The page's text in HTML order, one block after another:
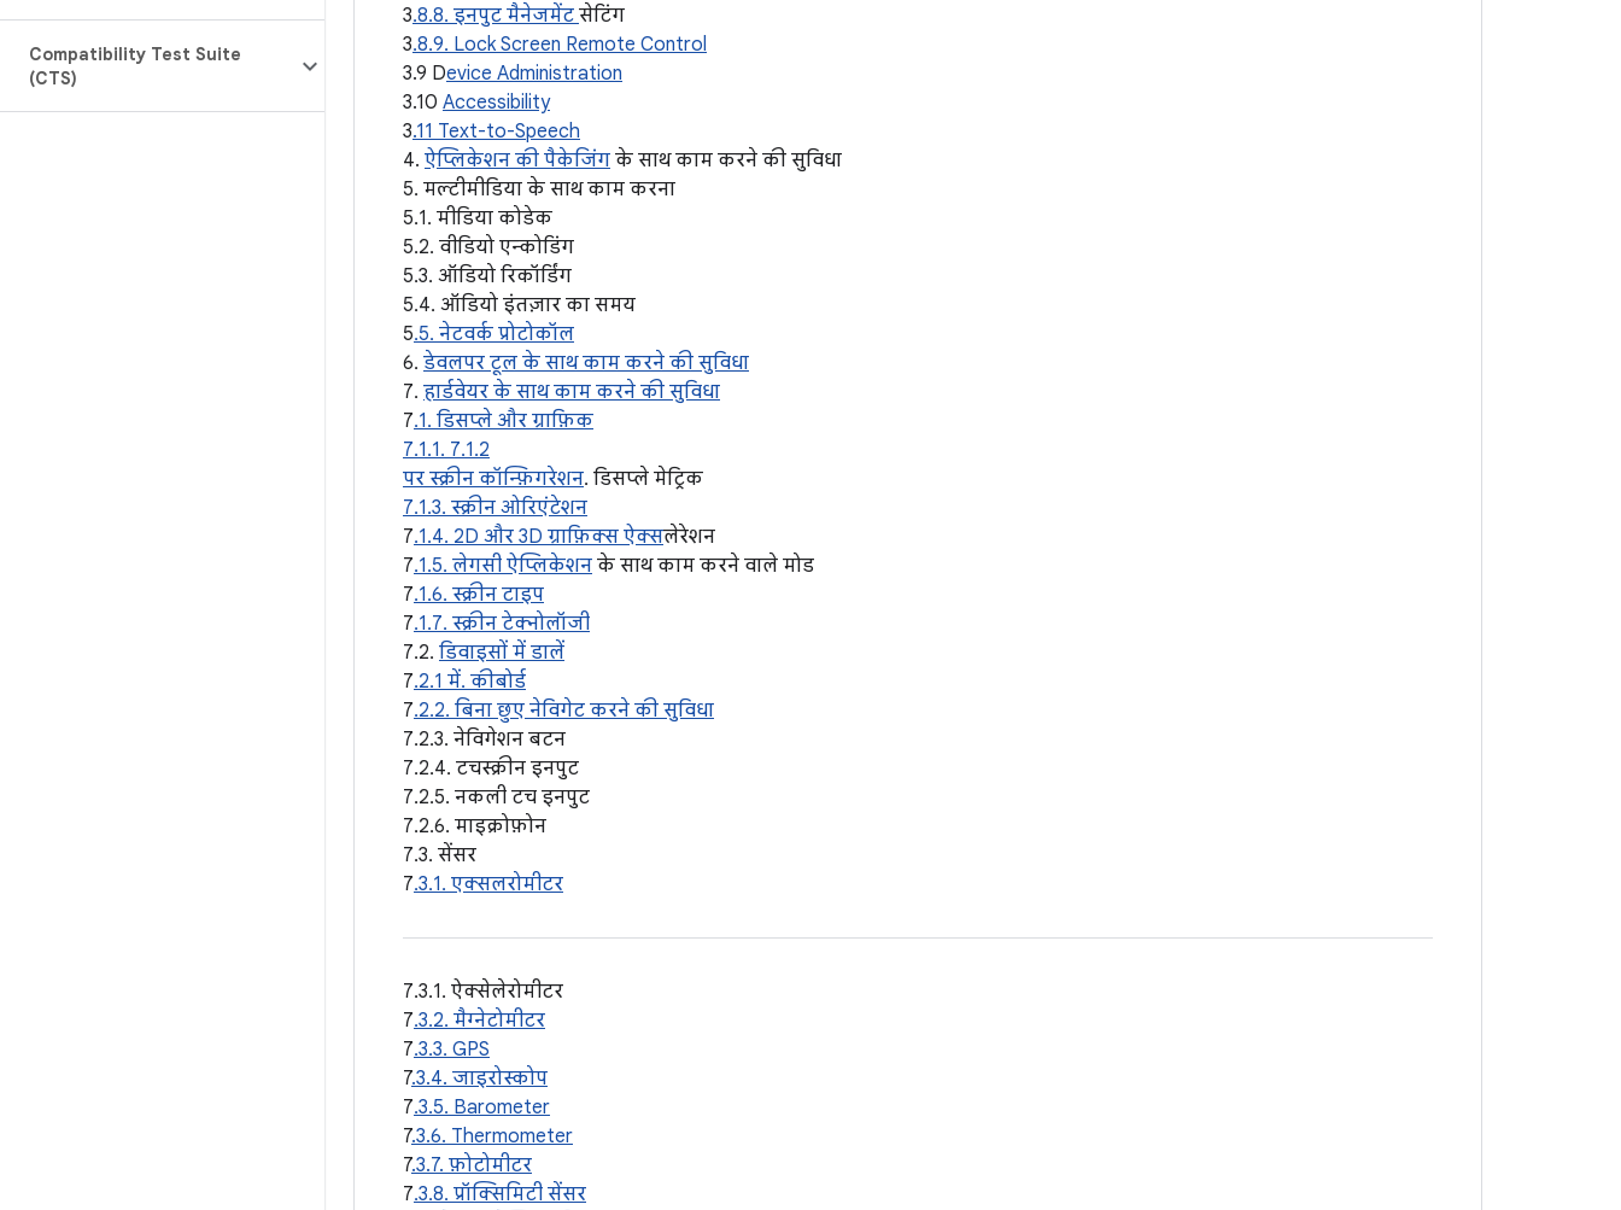
Compatibility Test Suite
(CTS)
3.8.8. इनपुट मैनेजमेंट सेटिंग
3.8.9. Lock Screen Remote Control
3.9 Device Administration
3.10 Accessibility
3.11 Text-to-Speech
4. ऐप्लिकेशन की पैकेजिंग के साथ काम करने की सुविधा
5. मल्टीमीडिया के साथ काम करना
5.1. मीडिया कोडेक
5.2. वीडियो एन्कोडिंग
5.3. ऑडियो रिकॉर्डिंग
5.4. ऑडियो इंतज़ार का समय
5.5. नेटवर्क प्रोटोकॉल
6. डेवलपर टूल के साथ काम करने की सुविधा
7. हार्डवेयर के साथ काम करने की सुविधा
7.1. डिसप्ले और ग्राफ़िक
7.1.1. 7.1.2
पर स्क्रीन कॉन्फ़िगरेशन. डिसप्ले मेट्रिक
7.1.3. स्क्रीन ओरिएंटेशन
7.1.4. 2D और 3D ग्राफ़िक्स ऐक्सलेरेशन
7.1.5. लेगसी ऐप्लिकेशन के साथ काम करने वाले मोड
7.1.6. स्क्रीन टाइप
7.1.7. स्क्रीन टेक्नोलॉजी
7.2. डिवाइसों में डालें
7.2.1 में. कीबोर्ड
7.2.2. बिना छुए नेविगेट करने की सुविधा
7.2.3. नेविगेशन बटन
7.2.4. टचस्क्रीन इनपुट
7.2.5. नकली टच इनपुट
7.2.6. माइक्रोफ़ोन
7.3. सेंसर
7.3.1. एक्सलरोमीटर
7.3.1. ऐक्सेलेरोमीटर
7.3.2. मैग्नेटोमीटर
7.3.3. GPS
7.3.4. जाइरोस्कोप
7.3.5. Barometer
7.3.6. Thermometer
7.3.7. फ़ोटोमीटर
7.3.8. प्रॉक्सिमिटी सेंसर